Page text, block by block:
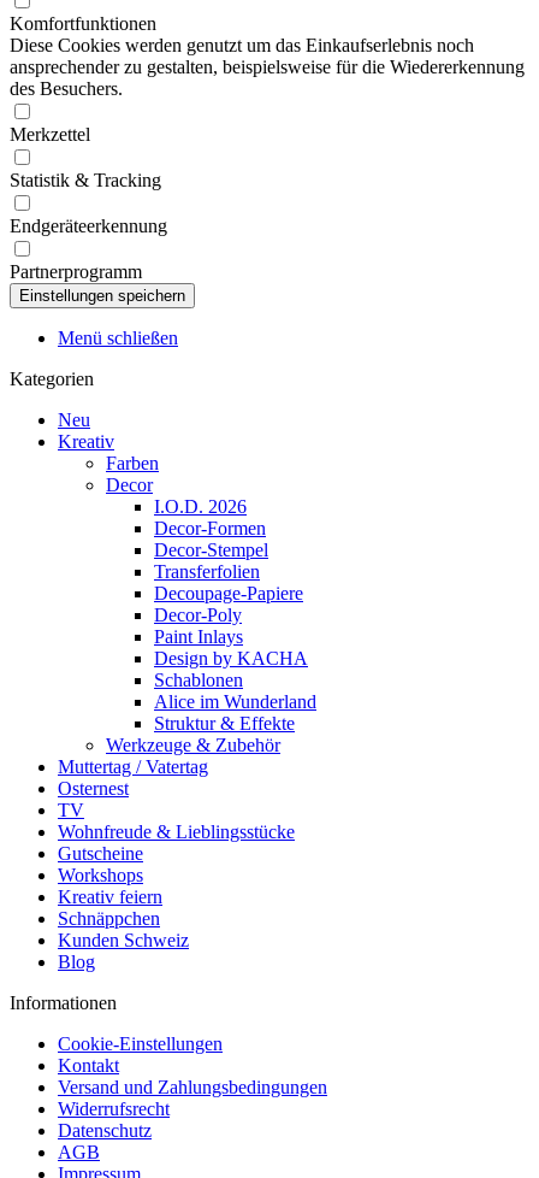
Komfortfunktionen
Diese Cookies werden genutzt um das Einkaufserlebnis noch
ansprechender zu gestalten, beispielsweise für die Wiedererkennung
des Besuchers.
Merkzettel
Statistik & Tracking
Endgeräteerkennung
Partnerprogramm
Menü schließen
Kategorien
Neu
Kreativ
Farben
Decor
I.O.D. 2026
Decor-Formen
Decor-Stempel
Transferfolien
Decoupage-Papiere
Decor-Poly
Paint Inlays
Design by KACHA
Schablonen
Alice im Wunderland
Struktur & Effekte
Werkzeuge & Zubehör
Muttertag / Vatertag
Osternest
TV
Wohnfreude & Lieblingsstücke
Gutscheine
Workshops
Kreativ feiern
Schnäppchen
Kunden Schweiz
Blog
Informationen
Cookie-Einstellungen
Kontakt
Versand und Zahlungsbedingungen
Widerrufsrecht
Datenschutz
AGB
Impressum